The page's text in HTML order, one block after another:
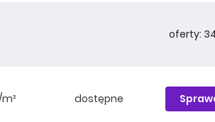
oferty:
dostępne